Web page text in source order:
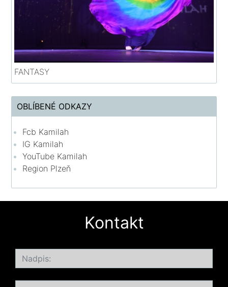
FANTASY
OBLÍBENÉ ODKAZY
Fcb Kamilah
IG Kamilah
YouTube Kamilah
Region Plzeň
Kontakt